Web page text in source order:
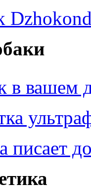
вашем
писает